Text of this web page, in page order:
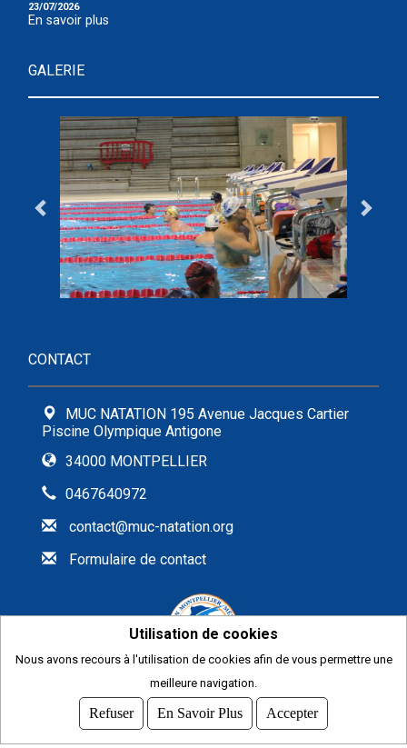
23/07/2026
En savoir plus
GALERIE
CONTACT
MUC NATATION 195 Avenue Jacques Cartier
Piscine Olympique Antigone
34000 MONTPELLIER
0467640972
contact@muc-natation.org
Formulaire de contact
2026
© COMITI -CGVU
OPTIMISÉ POUR CHROME ET FIREFOX
Utilisation de cookies
Nous avons recours à l'utilisation de cookies afin de vous permettre une
meilleure navigation.
Refuser En Savoir Plus Accepter